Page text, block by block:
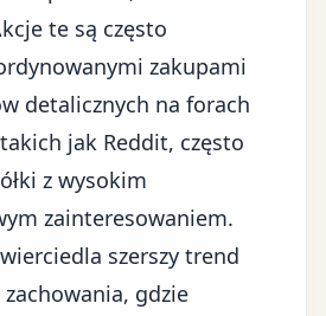
te są często
zakupami
detalicznych na forach
jak Reddit, często
z wysokim
zainteresowaniem.
szerszy trend
gdzie